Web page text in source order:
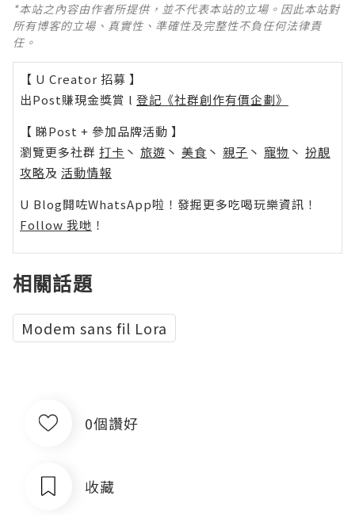
*本站之內容由作者所提供，並不代表本站的立場。因此本站對
所有博客的立場、真實性、準確性及完整性不負任何法律責
任。
【 U Creator 招募 】
出Post賺現金獎賞 l 登記《社群創作有價企劃》
【 睇Post + 參加品牌活動 】
瀏覽更多社群 打卡 丶 旅遊 丶 美食 丶 親子 丶 寵物 丶 扮靚
攻略及 活動情報
U Blog開咗WhatsApp啦！發掘更多吃喝玩樂資訊！
Follow 我哋 ！
相關話題
Modem sans fil Lora
0個讚好
收藏